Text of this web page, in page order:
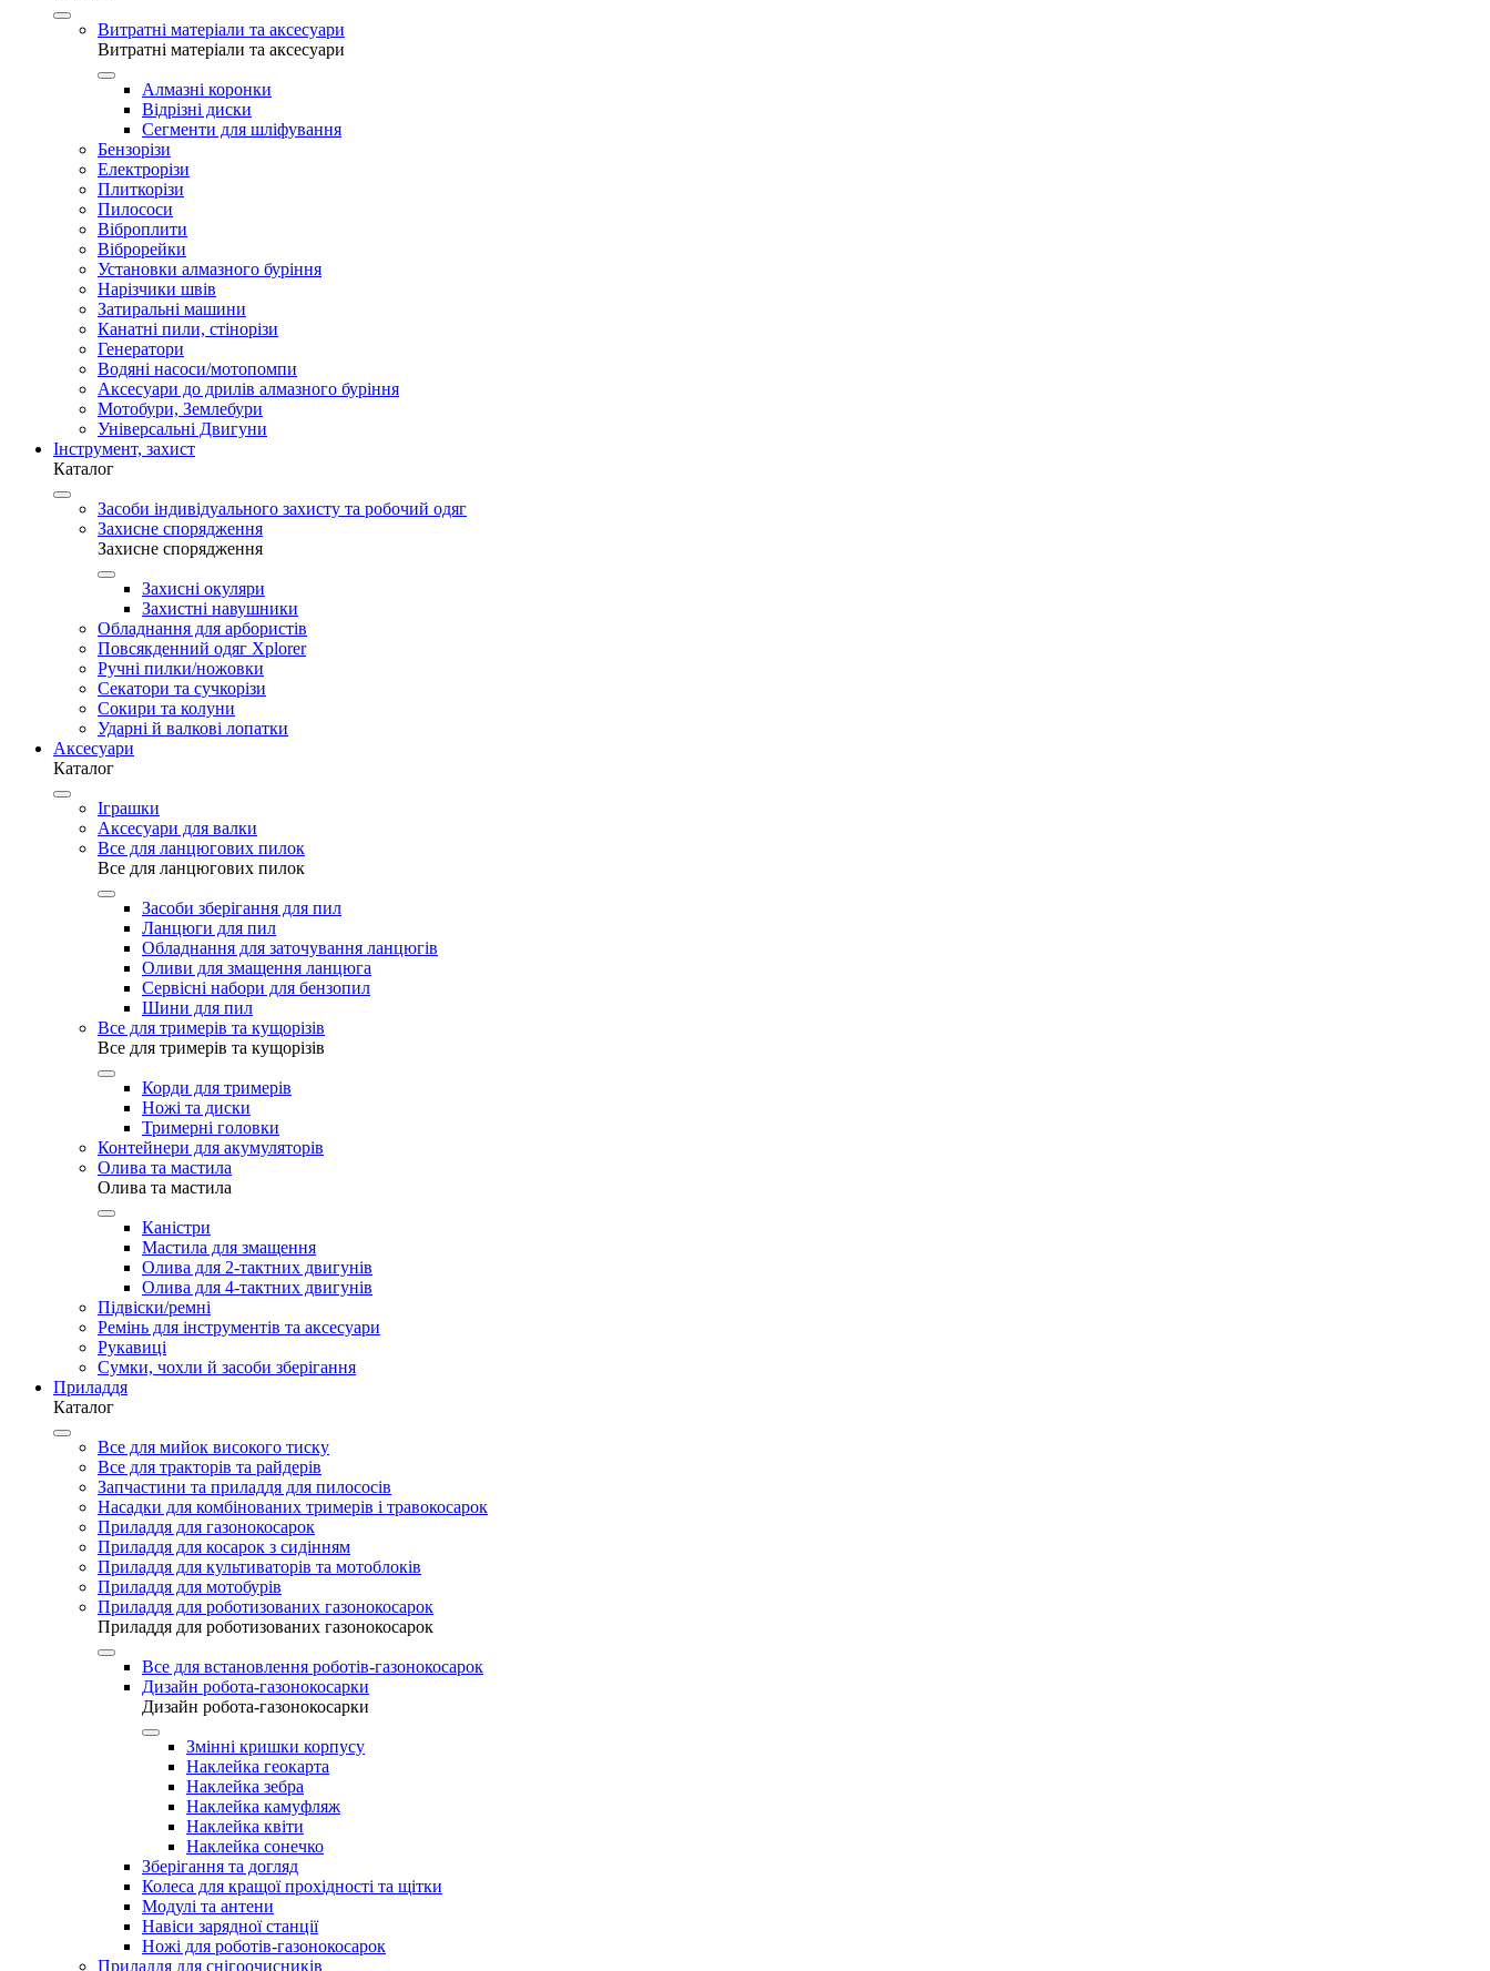
Витратні матеріали та аксесуари
Витратні матеріали та аксесуари
Алмазні коронки
Відрізні диски
Сегменти для шліфування
Бензорізи
Електрорізи
Плиткорізи
Пилососи
Віброплити
Віброрейки
Установки алмазного буріння
Нарізчики швів
Затиральні машини
Канатні пили, стінорізи
Генератори
Водяні насоси/мотопомпи
Аксесуари до дрилів алмазного буріння
Мотобури, Землебури
Універсальні Двигуни
Інструмент, захист
Каталог
Засоби індивідуального захисту та робочий одяг
Захисне спорядження
Захисне спорядження
Захисні окуляри
Захистні навушники
Обладнання для арбористів
Повсякденний одяг Xplorer
Ручні пилки/ножовки
Секатори та сучкорізи
Сокири та колуни
Ударні й валкові лопатки
Аксесуари
Каталог
Іграшки
Аксесуари для валки
Все для ланцюгових пилок
Все для ланцюгових пилок
Засоби зберігання для пил
Ланцюги для пил
Обладнання для заточування ланцюгів
Оливи для змащення ланцюга
Сервісні набори для бензопил
Шини для пил
Все для тримерів та кущорізів
Все для тримерів та кущорізів
Корди для тримерів
Ножі та диски
Тримерні головки
Контейнери для акумуляторів
Олива та мастила
Олива та мастила
Каністри
Мастила для змащення
Олива для 2-тактних двигунів
Олива для 4-тактних двигунів
Підвіски/ремні
Ремінь для інструментів та аксесуари
Рукавиці
Сумки, чохли й засоби зберігання
Приладдя
Каталог
Все для мийок високого тиску
Все для тракторів та райдерів
Запчастини та приладдя для пилососів
Насадки для комбінованих тримерів і травокосарок
Приладдя для газонокосарок
Приладдя для косарок з сидінням
Приладдя для культиваторів та мотоблоків
Приладдя для мотобурів
Приладдя для роботизованих газонокосарок
Приладдя для роботизованих газонокосарок
Все для встановлення роботів-газонокосарок
Дизайн робота-газонокосарки
Дизайн робота-газонокосарки
Змінні кришки корпусу
Наклейка геокарта
Наклейка зебра
Наклейка камуфляж
Наклейка квіти
Наклейка сонечко
Зберігання та догляд
Колеса для кращої прохідності та щітки
Модулі та антени
Навіси зарядної станції
Ножі для роботів-газонокосарок
Приладдя для снігоочисників